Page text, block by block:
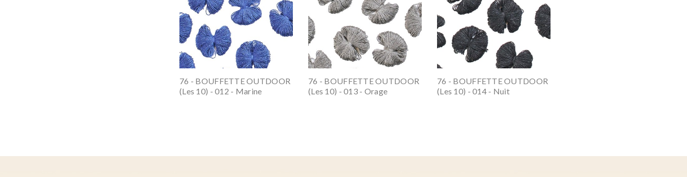
76 - BOUFFETTE OUTDOOR
(les 10) - 012 - Marine
76 - BOUFFETTE OUTDOOR
(les 10) - 013 - Orage
76 - BOUFFETTE OUTDOOR
(les 10) - 014 - Nuit